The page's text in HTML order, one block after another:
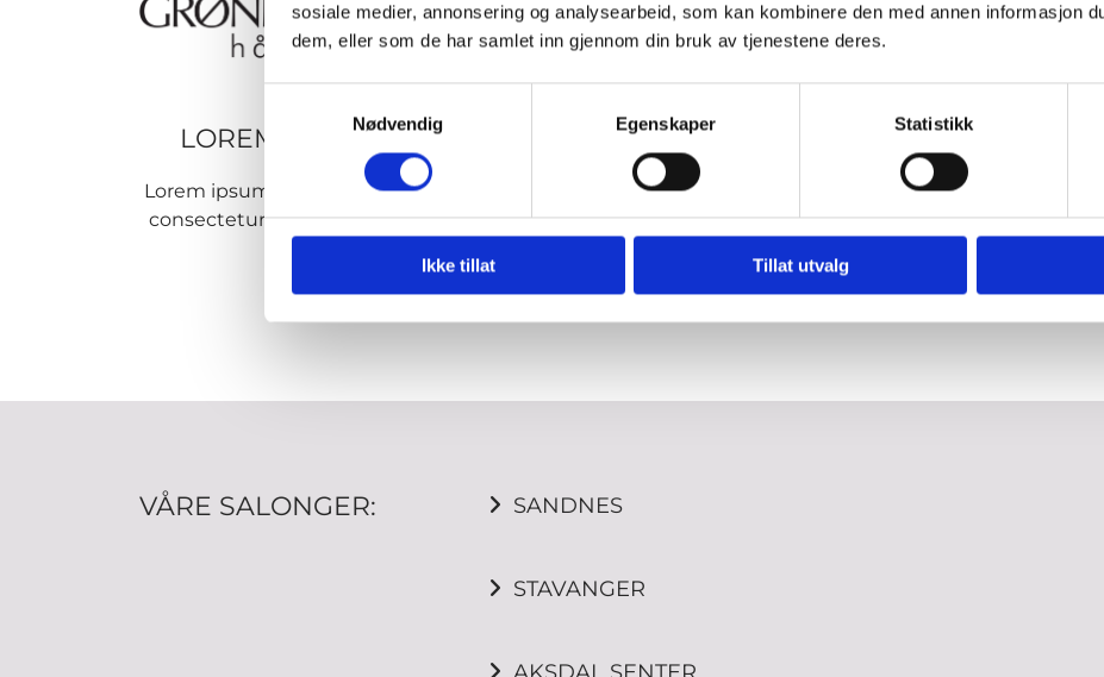
sosiale medier, annonsering og analysearbeid, som kan kombinere den med annen informasjon
dem, eller som de har samlet inn gjennom din bruk av tjenestene deres.
Nødvendig
Egenskaper Statistikk
Ikke tillat Tillat utvalg
LOREM IPSUM
Lorem ipsum dolor sit amet,
consectetur adipiscing elit.
LOREM IPSUM
Lorem ipsum dolor sit amet,
consectetur adipiscing elit.
LOREM IPSUM
Lorem ipsum dolor sit amet,
consectetur adipiscing elit.
VÅRE SALONGER:  SANDNES
 STAVANGER
